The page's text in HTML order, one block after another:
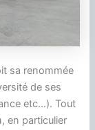
sa renommée
de ses
etc…). Tout
en particulier